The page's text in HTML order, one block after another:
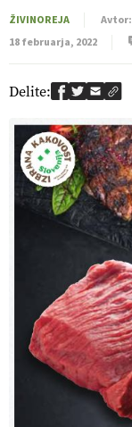
ŽIVINOREJA Avtor:
18 februarja, 2022
Delite: